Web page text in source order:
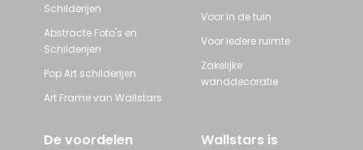
Schilderijen
Abstracte Foto's en
Schilderijen
Pop Art schilderijen
Art Frame van Wallstars
Voor in de tuin
Voor iedere ruimte
Zakelijke
wanddecoratie
De voordelen Wallstars is